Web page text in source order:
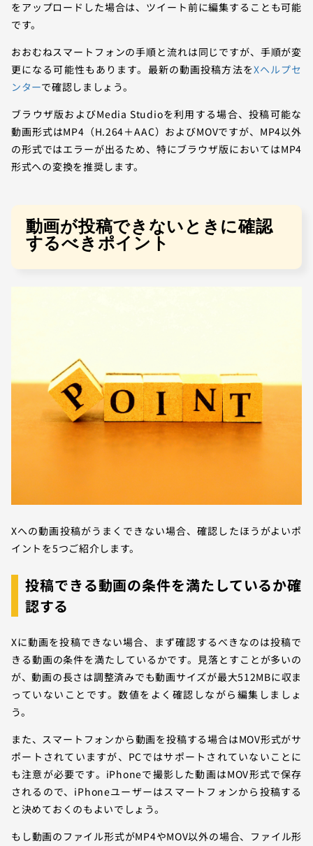
をアップロードした場合は、ツイート前に編集することも可能
です。
おおむねスマートフォンの手順と流れは同じですが、手順が変
更になる可能性もあります。最新の動画投稿方法をXヘルプセ
ンターで確認しましょう。
ブラウザ版およびMedia Studioを利用する場合、投稿可能な
動画形式はMP4（H.264＋AAC）およびMOVですが、MP4以外
の形式ではエラーが出るため、特にブラウザ版においてはMP4
形式への変換を推奨します。
動画が投稿できないときに確認
するべきポイント
Xへの動画投稿がうまくできない場合、確認したほうがよいポ
イントを5つご紹介します。
投稿できる動画の条件を満たしているか確
認する
Xに動画を投稿できない場合、まず確認するべきなのは投稿で
きる動画の条件を満たしているかです。見落とすことが多いの
が、動画の長さは調整済みでも動画サイズが最大512MBに収ま
っていないことです。数値をよく確認しながら編集しましょ
う。
また、スマートフォンから動画を投稿する場合はMOV形式がサ
ポートされていますが、PCではサポートされていないことに
も注意が必要です。iPhoneで撮影した動画はMOV形式で保存
されるので、iPhoneユーザーはスマートフォンから投稿する
と決めておくのもよいでしょう。
もし動画のファイル形式がMP4やMOV以外の場合、ファイル形